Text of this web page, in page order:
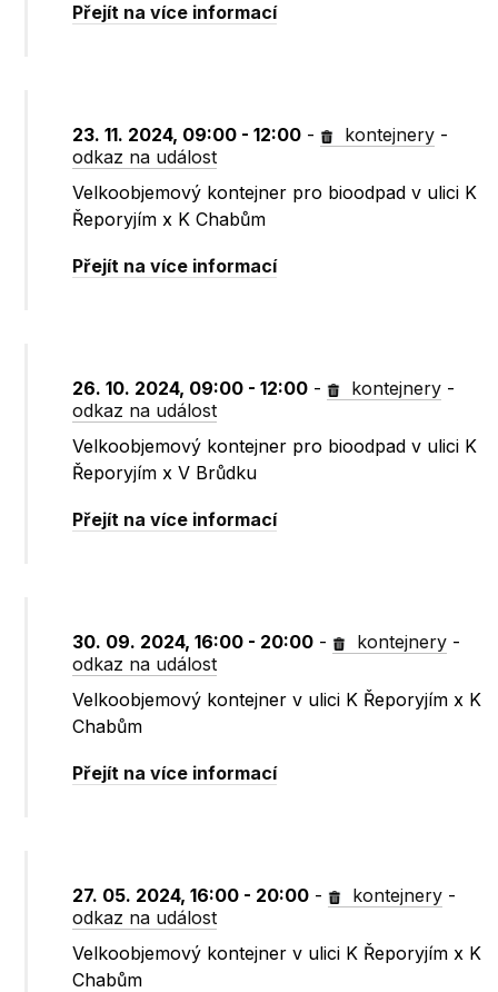
Přejít na více informací
23. 11. 2024, 09:00 - 12:00 - kontejnery -
odkaz na událost
Velkoobjemový kontejner pro bioodpad v ulici K
Řeporyjím x K Chabům
Přejít na více informací
26. 10. 2024, 09:00 - 12:00 - kontejnery -
odkaz na událost
Velkoobjemový kontejner pro bioodpad v ulici K
Řeporyjím x V Brůdku
Přejít na více informací
30. 09. 2024, 16:00 - 20:00 - kontejnery -
odkaz na událost
Velkoobjemový kontejner v ulici K Řeporyjím x K
Chabům
Přejít na více informací
27. 05. 2024, 16:00 - 20:00 - kontejnery -
odkaz na událost
Velkoobjemový kontejner v ulici K Řeporyjím x K
Chabům